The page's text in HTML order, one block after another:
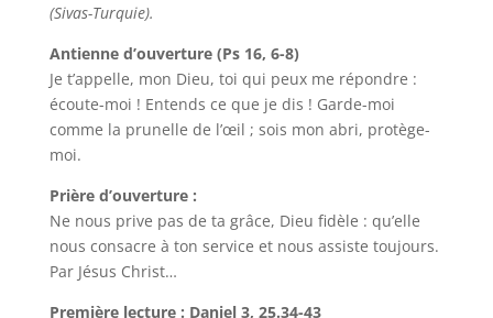
(Sivas-Turquie).
Antienne d’ouverture (Ps 16, 6-8)
Je t’appelle, mon Dieu, toi qui peux me répondre :
écoute-moi ! Entends ce que je dis ! Garde-moi
comme la prunelle de l’œil ; sois mon abri, protège-
moi.
Prière d’ouverture :
Ne nous prive pas de ta grâce, Dieu fidèle : qu’elle
nous consacre à ton service et nous assiste toujours.
Par Jésus Christ…
Première lecture : Daniel 3, 25.34-43